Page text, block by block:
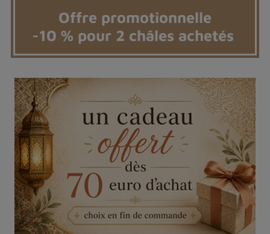
Offre promotionnelle
-10 % pour 2 châles achetés